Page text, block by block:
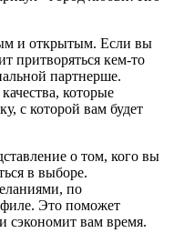
и открытым. Если вы
притворяться кем-то
партнерше.
которые
с которой вам будет
о том, кого вы
в выборе.
по
Это поможет
сэкономит вам время.